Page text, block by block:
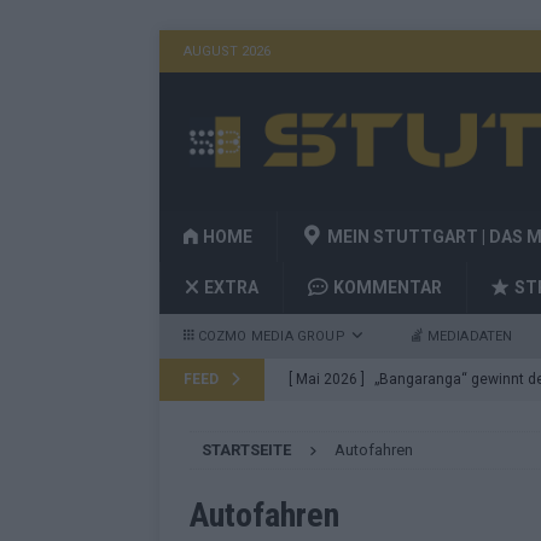
AUGUST 2026
HOME MEIN STUTTGART | DAS
EXTRA KOMMENTAR
COZMO MEDIA GROUP MEDIADATEN
FEED [ Mai 2026 ] „Bangaranga“ gewinnt
[ Mai 2026 ] Von JJ bis Lordi: Das
STARTSEITE Autofahren
Autofahren